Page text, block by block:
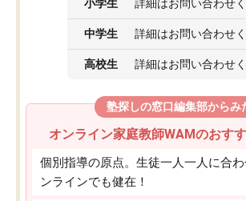
小学生 詳細はお問い合わせ
中学生 詳細はお問い合わせ
高校生 詳細はお問い合わせ
塾探しの窓口編集部からみ
オンライン家庭教師WAMのおす
個別指導の原点。生徒一人一人に合
ンラインでも健在！